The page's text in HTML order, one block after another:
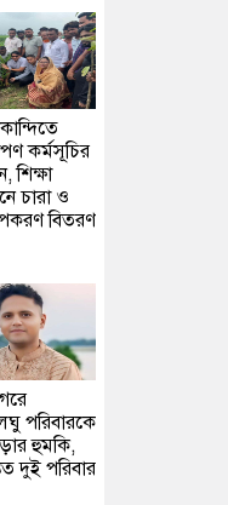
কর্মসূচির
শিক্ষা
চারা ও
বিতরণ
পরিবারকে
হুমকি,
দুই পরিবার